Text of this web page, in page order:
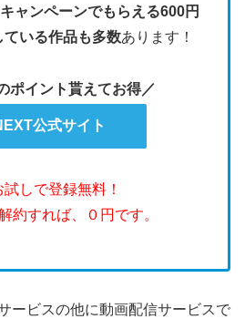
キャンペーンでもらえる600円
ている作品も多数あります！
ポイント貰えてお得／
公式サイト
しで登録無料！
約すれば、０円です。
ービスの他に動画配信サービスで